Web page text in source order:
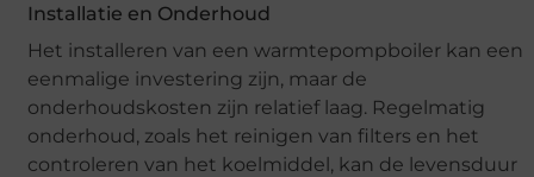
Installatie en Onderhoud
Het installeren van een warmtepompboiler kan een
eenmalige investering zijn, maar de
onderhoudskosten zijn relatief laag. Regelmatig
onderhoud, zoals het reinigen van filters en het
controleren van het koelmiddel, kan de levensduur